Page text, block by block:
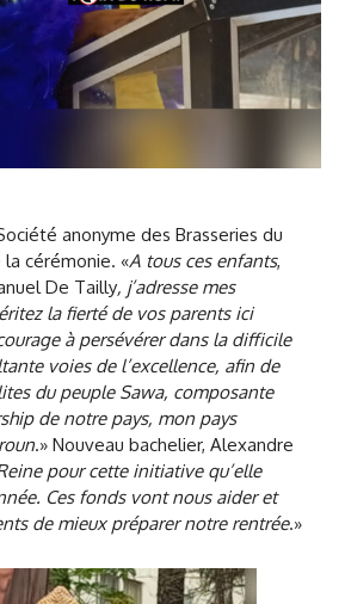
anonyme des Brasseries du
la cérémonie. «A tous ces enfants,
De Tailly, j’adresse mes
la fierté de vos parents ici
à persévérer dans la difficile
voies de l’excellence, afin de
du peuple Sawa, composante
de notre pays, mon pays
.» Nouveau bachelier, Alexandre
pour cette initiative qu’elle
Ces fonds vont nous aider et
de mieux préparer notre rentrée.»